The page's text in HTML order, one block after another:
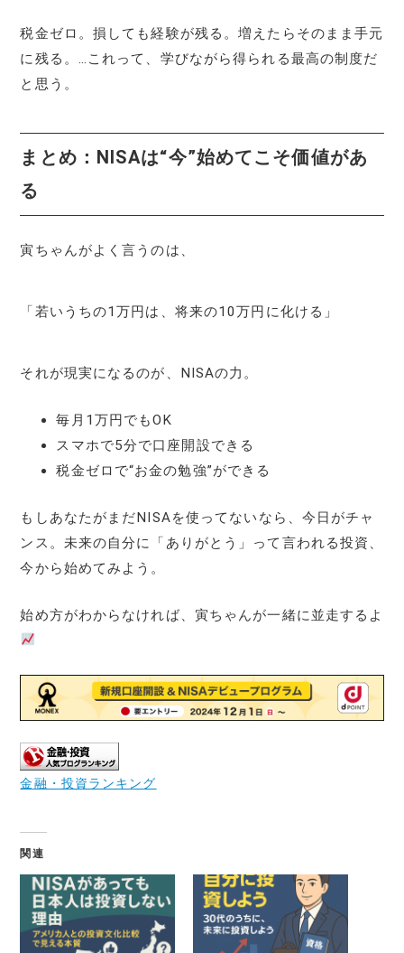
税金ゼロ。損しても経験が残る。増えたらそのまま手元
に残る。…これって、学びながら得られる最高の制度だ
と思う。
まとめ：NISAは“今”始めてこそ価値があ
る
寅ちゃんがよく言うのは、
「若いうちの1万円は、将来の10万円に化ける」
それが現実になるのが、NISAの力。
毎月1万円でもOK
スマホで5分で口座開設できる
税金ゼロで“お金の勉強”ができる
もしあなたがまだNISAを使ってないなら、今日がチャ
ンス。未来の自分に「ありがとう」って言われる投資、
今から始めてみよう。
始め方がわからなければ、寅ちゃんが一緒に並走するよ
金融・投資ランキング
関連